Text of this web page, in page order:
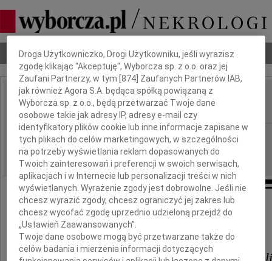
Nekrologi Odeszli Poradnik pogrzebowy
IMIĘ I NAZWISKO: Stefan Żak
REGION: Gdańsk
DATA EMISJI: 27.05.2026
Pauli Borzyszkowskiej - Tekieli
Dbamy o Twoją prywatność
Droga Użytkowniczko, Drogi Użytkowniku, jeśli wyrazisz
zgodę klikając "Akceptuję", Wyborcza sp. z o.o. oraz jej
Zaufani Partnerzy, w tym [874] Zaufanych Partnerów IAB,
jak również Agora S.A. będąca spółką powiązaną z
Wyborcza sp. z o.o., będą przetwarzać Twoje dane
osobowe takie jak adresy IP, adresy e-mail czy
identyfikatory plików cookie lub inne informacje zapisane w
tych plikach do celów marketingowych, w szczególności
na potrzeby wyświetlania reklam dopasowanych do
Twoich zainteresowań i preferencji w swoich serwisach,
aplikacjach i w Internecie lub personalizacji treści w nich
wyświetlanych. Wyrażenie zgody jest dobrowolne. Jeśli nie
chcesz wyrazić zgody, chcesz ograniczyć jej zakres lub
chcesz wycofać zgodę uprzednio udzieloną przejdź do
„Ustawień Zaawansowanych”.
Twoje dane osobowe mogą być przetwarzane także do
celów badania i mierzenia informacji dotyczących